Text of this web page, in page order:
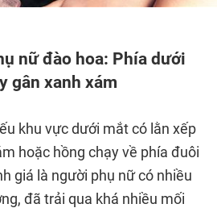
nữ đào hoa: Phía dưới
gân xanh xám
khu vực dưới mắt có lằn xếp
hoặc hồng chạy về phía đuôi
giá là người phụ nữ có nhiều
đã trải qua khá nhiều mối